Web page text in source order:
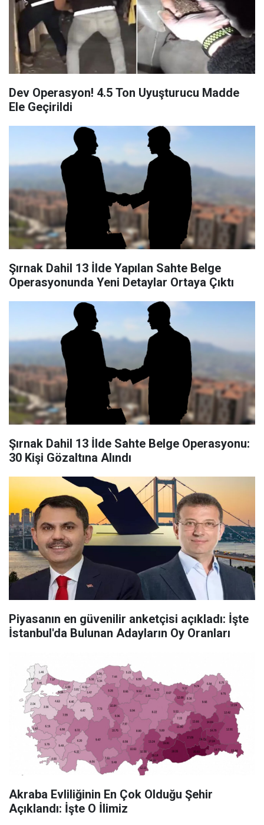
Dev Operasyon! 4.5 Ton Uyuşturucu Madde
Ele Geçirildi
Şırnak Dahil 13 İlde Yapılan Sahte Belge
Operasyonunda Yeni Detaylar Ortaya Çıktı
Şırnak Dahil 13 İlde Sahte Belge Operasyonu:
30 Kişi Gözaltına Alındı
Piyasanın en güvenilir anketçisi açıkladı: İşte
İstanbul'da Bulunan Adayların Oy Oranları
Akraba Evliliğinin En Çok Olduğu Şehir
Açıklandı: İşte O İlimiz